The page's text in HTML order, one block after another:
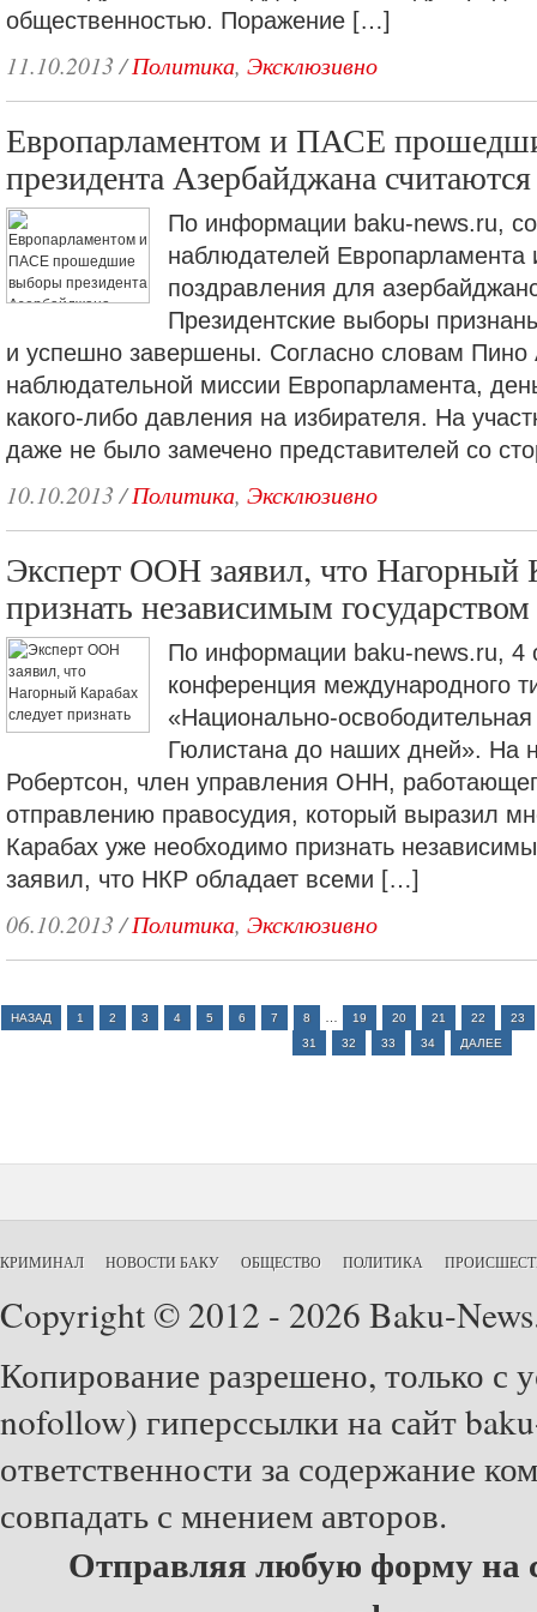
общественностью. Поражение […]
11.10.2013 /Политика, Эксклюзивно
Европарламентом и ПАСЕ
президента Азербайджана
По информации baku-news.ru,
наблюдателей
поздравления для
Президентские выборы
и успешно завершены. Согласно словам Пино
наблюдательной миссии Европарламента,
какого-либо давления на избирателя. На
даже не было замечено представителей со
10.10.2013 /Политика, Эксклюзивно
Эксперт ООН заявил, что Нагорный
признать независимым государством
По информации baku-news.ru, 4
конференция международного
«Национально-
Гюлистана до наших дней». На
Робертсон, член управления ОНН,
отправлению правосудия, который выразил
Карабах уже необходимо признать
заявил, что НКР обладает всеми […]
06.10.2013 /Политика, Эксклюзивно
НАЗАД 1 2 3 4 5 6 7 8 19 20 21 22
23
31
32 33 34 ДАЛЕЕ
КРИМИНАЛ НОВОСТИ БАКУ ОБЩЕСТВО ПОЛИТИКА
Copyright © 2012 - 2026 Baku-
Копирование разрешено, только с
nofollow) гиперссылки на сайт
ответственности за содержание
совпадать с мнением авторов.
Отправляя любую форму на